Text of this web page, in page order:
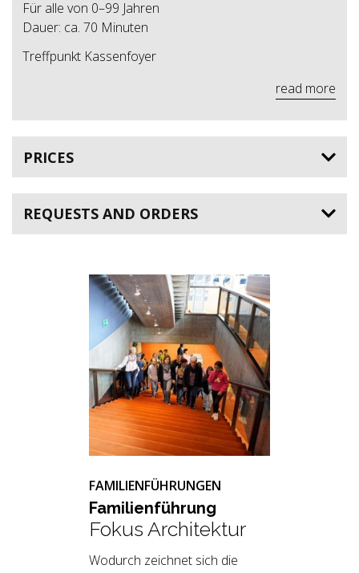
Für alle von 0–99 Jahren
Dauer: ca. 70 Minuten
Treffpunkt Kassenfoyer
read more
PRICES
REQUESTS AND ORDERS
FAMILIENFÜHRUNGEN
Fa­mi­li­en­füh­rung
Fokus Architektur
Wodurch zeichnet sich die